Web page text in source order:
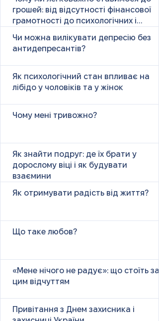
грошей: від відсутності фінансової
грамотності до психологічних і
Чи можна вилікувати депресію без
антидепресантів?
Як психологічний стан впливає на
лібідо у чоловіків та у жінок
Чому мені тривожно?
Як знайти подруг: де їх брати у
дорослому віці і як будувати
взаємини
Як отримувати радість від життя?
Що таке любов?
«Мене нічого не радує»: що стоїть за
цим відчуттям
Привітання з Днем захисника і